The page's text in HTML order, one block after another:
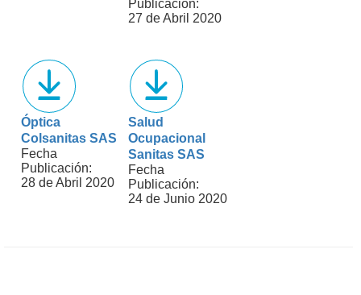
Publicación:
27 de Abril 2020
Óptica
Colsanitas SAS
Fecha
Publicación:
28 de Abril 2020
Salud
Ocupacional
Sanitas SAS
Fecha
Publicación:
24 de Junio 2020